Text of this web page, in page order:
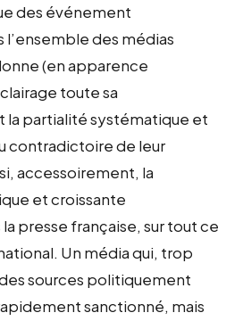
des événement
l’ensemble des médias
(en apparence
toute sa
la partialité systématique et
contradictoire de leur
accessoirement, la
et croissante
presse française, sur tout ce
Un média qui, trop
sources politiquement
sanctionné, mais